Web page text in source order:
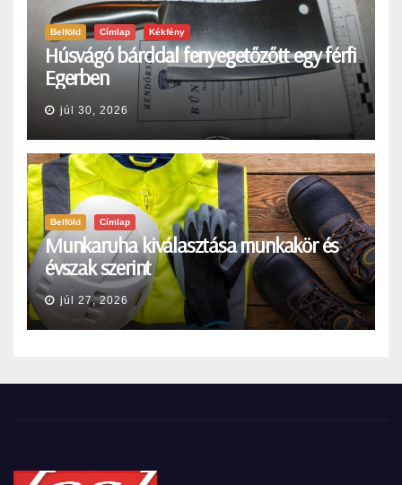
Belföld Címlap Kékfény
Húsvágó bárddal fenyegetőzőtt egy férfi
Egerben
júl 30, 2026
Belföld Címlap
Munkaruha kiválasztása munkakör és
évszak szerint
júl 27, 2026